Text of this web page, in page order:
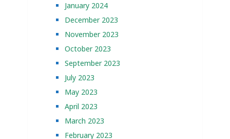
January 2024
December 2023
November 2023
October 2023
September 2023
July 2023
May 2023
April 2023
March 2023
February 2023